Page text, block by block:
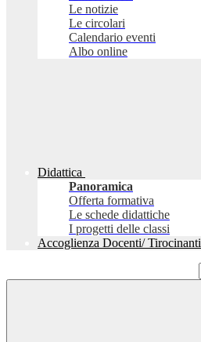
Le notizie
Le circolari
Calendario eventi
Albo online
Didattica
Panoramica
Offerta formativa
Le schede didattiche
I progetti delle classi
Accoglienza Docenti/ Tirocinanti